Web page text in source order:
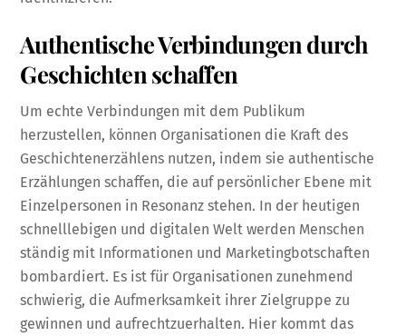
Authentische Verbindungen durch
Geschichten schaffen
Um echte Verbindungen mit dem Publikum
herzustellen, können Organisationen die Kraft des
Geschichtenerzählens nutzen, indem sie authentische
Erzählungen schaffen, die auf persönlicher Ebene mit
Einzelpersonen in Resonanz stehen. In der heutigen
schnelllebigen und digitalen Welt werden Menschen
ständig mit Informationen und Marketingbotschaften
bombardiert. Es ist für Organisationen zunehmend
schwierig, die Aufmerksamkeit ihrer Zielgruppe zu
gewinnen und aufrechtzuerhalten. Hier kommt das